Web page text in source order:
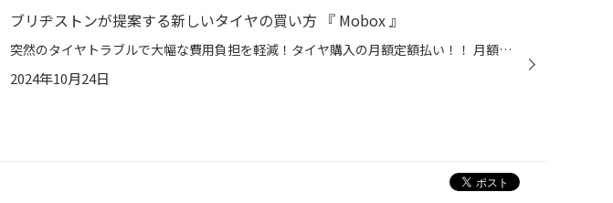
ブリヂストンが提案する新しいタイヤの買い方 『 Mobox 』
突然のタイヤトラブルで大幅な費用負担を軽減！タイヤ購入の月額定額払い！！ 月額定額払い『 Mobox 』とは？ タイヤとメンテナンスが月額定額で利用できる サブスクリプションサービスです。 タイヤの購入時の急な費用負担の軽減ができ、 パンク補償などのサービスも充実した購入プランです。 ● ▲ ...
2024年10月24日